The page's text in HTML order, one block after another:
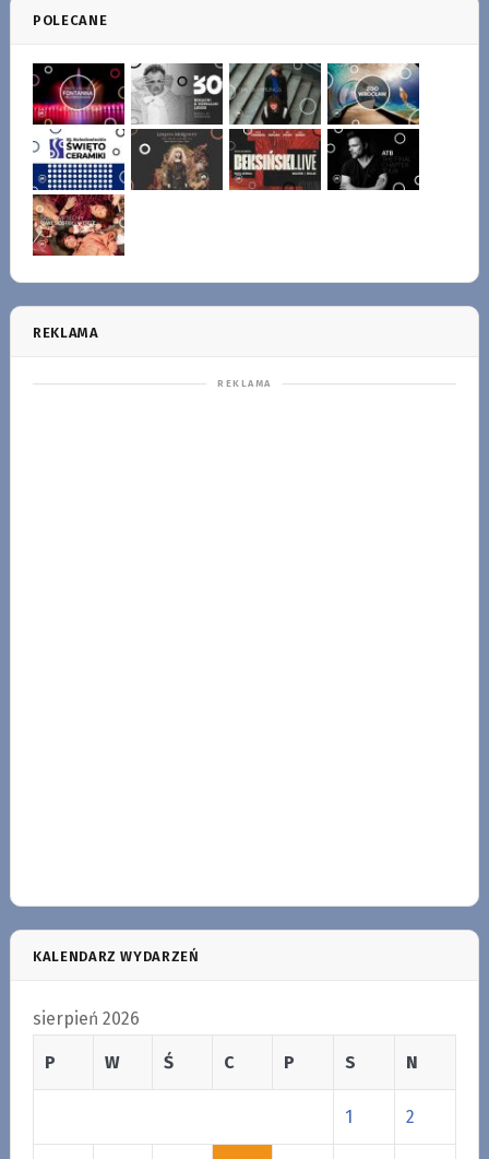
POLECANE
REKLAMA
KALENDARZ WYDARZEŃ
sierpień 2026
P W Ś C P S N
1 2